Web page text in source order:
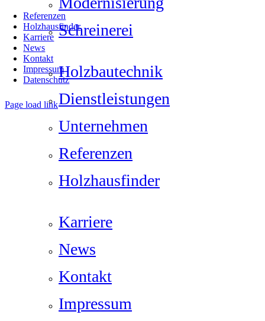
Schreinerei
Holzbautechnik
Dienstleistungen
Unternehmen
Referenzen
Holzhausfinder
Karriere
News
Kontakt
Impressum
Referenzen
Holzhausfinder
Karriere
News
Kontakt
Impressum
Datenschutz
Page load link